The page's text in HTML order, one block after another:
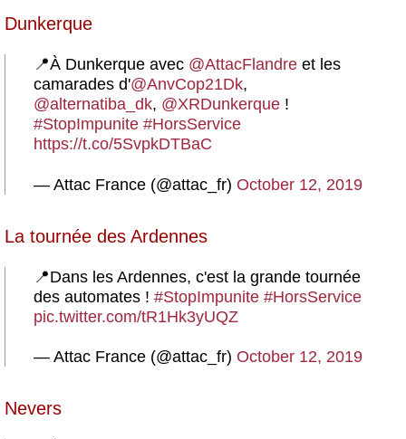
Dunkerque
📍À Dunkerque avec @AttacFlandre et les
camarades d'@AnvCop21Dk,
@alternatiba_dk, @XRDunkerque !
#StopImpunite #HorsService
https://t.co/5SvpkDTBaC
— Attac France (@attac_fr) October 12, 2019
La tournée des Ardennes
📍Dans les Ardennes, c'est la grande tournée
des automates ! #StopImpunite #HorsService
pic.twitter.com/tR1Hk3yUQZ
— Attac France (@attac_fr) October 12, 2019
Nevers